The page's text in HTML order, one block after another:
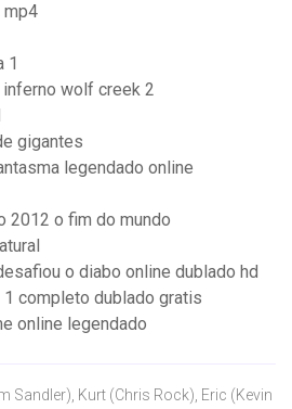
mp4
1
wolf creek 2
gigantes
legendado online
2012 o fim do mundo
o diabo online dublado hd
completo dublado gratis
online legendado
Sandler), Kurt (Chris Rock), Eric (Kevin